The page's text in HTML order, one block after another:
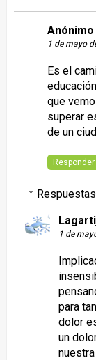
Anónimo
1 de mayo
Es el
que
superar
de un
Responder
Respuestas
1 de
para
dolor
un